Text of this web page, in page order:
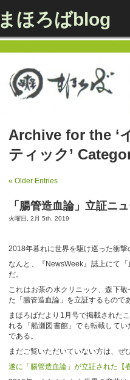
まほろばblog
Archive for the ‘
ティック’
« Older Entries
「腸管造血論」立証ニ
火曜日, 2月 5th, 2019
2018年暮れに世界を駆け巡った衝撃
なんと、『NewsWeek』誌上にて
だ。
これはお茶の水クリニック、森下
た「腸管造血論」を立証するもので
まほろばだより1月号で掲載された
れる「船瀬図書館」でも転載して
である。
まだご覧いただいていない方は、ぜ
遂に「腸管造血論」が立証された【